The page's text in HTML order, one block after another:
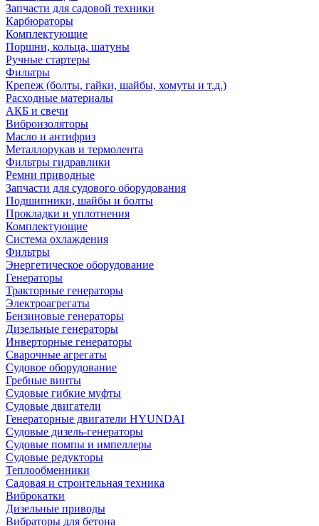
Запчасти для садовой техники
Карбюраторы
Комплектующие
Поршни, кольца, шатуны
Ручные стартеры
Фильтры
Крепеж (болты, гайки, шайбы, хомуты и т.д.)
Расходные материалы
АКБ и свечи
Виброизоляторы
Масло и антифриз
Металлорукав и термолента
Фильтры гидравлики
Ремни приводные
Запчасти для судового оборудования
Подшипники, шайбы и болты
Прокладки и уплотнения
Комплектующие
Система охлаждения
Фильтры
Энергетическое оборудование
Генераторы
Тракторные генераторы
Электроагрегаты
Бензиновые генераторы
Дизельные генераторы
Инверторные генераторы
Сварочные агрегаты
Судовое оборудование
Гребные винты
Судовые гибкие муфты
Судовые двигатели
Генераторные двигатели HYUNDAI
Судовые дизель-генераторы
Судовые помпы и импеллеры
Судовые редукторы
Теплообменники
Садовая и строительная техника
Виброкатки
Дизельные приводы
Вибраторы для бетона